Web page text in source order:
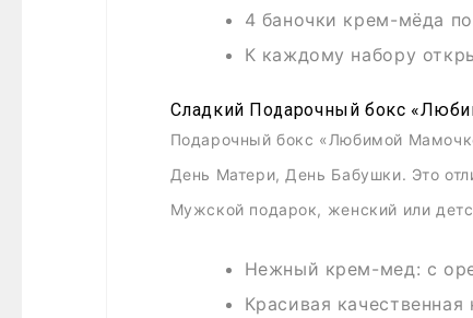
4 баночки крем-мёда
К каждому набору
Сладкий Подарочный бокс
Подарочный бокс «Любимой
День Матери, День Бабушки. Это
Мужской подарок, женский или
Нежный крем-мед: с
Красивая